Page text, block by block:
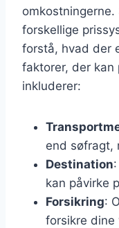
forskellige
forstå, hvad der
faktorer, der kan
inkluderer:
end søfragt,
Destination
kan påvirke
Forsikring:
forsikre dine